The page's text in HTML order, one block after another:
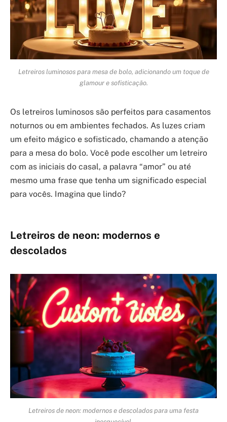
Letreiros luminosos para mesa de bolo, adicionando um toque de
glamour e sofisticação.
Os letreiros luminosos são perfeitos para casamentos
noturnos ou em ambientes fechados. As luzes criam
um efeito mágico e sofisticado, chamando a atenção
para a mesa do bolo. Você pode escolher um letreiro
com as iniciais do casal, a palavra “amor” ou até
mesmo uma frase que tenha um significado especial
para vocês. Imagina que lindo?
Letreiros de neon: modernos e
descolados
Letreiros de neon: modernos e descolados para uma festa